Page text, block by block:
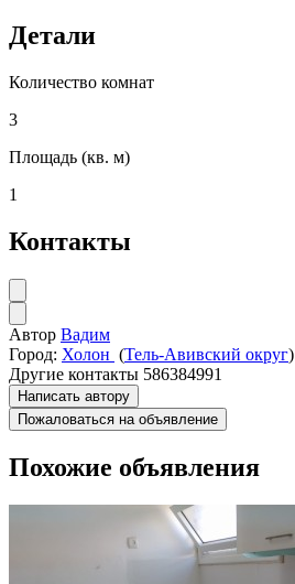
Детали
Количество комнат
3
Площадь (кв. м)
1
Контакты
Автор Вадим
Город: Холон (Тель-Авивский округ)
Другие контакты 586384991
Написать автору
Пожаловаться на объявление
Похожие объявления